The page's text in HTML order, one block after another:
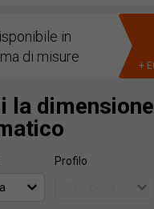
in
di misure
+
la
Profilo